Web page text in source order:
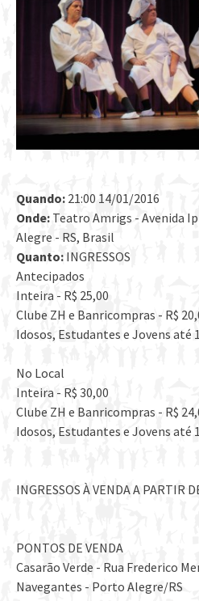
Quando: 21:00 14/01/2016
Onde: Teatro Amrigs - Avenida
Alegre - RS, Brasil
Quanto: INGRESSOS
Antecipados
Inteira - R$ 25,00
Clube ZH e Banricompras - R$
Idosos, Estudantes e Jovens até
No Local
Inteira - R$ 30,00
Clube ZH e Banricompras - R$
Idosos, Estudantes e Jovens até
INGRESSOS À VENDA A PARTIR
PONTOS DE VENDA
Casarão Verde - Rua Frederico
Navegantes - Porto Alegre/RS